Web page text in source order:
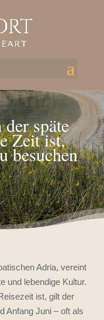
späte
Zeit ist,
besuchen
Adria, vereint
und lebendige Kultur.
ist, gilt der
Anfang Juni – oft als